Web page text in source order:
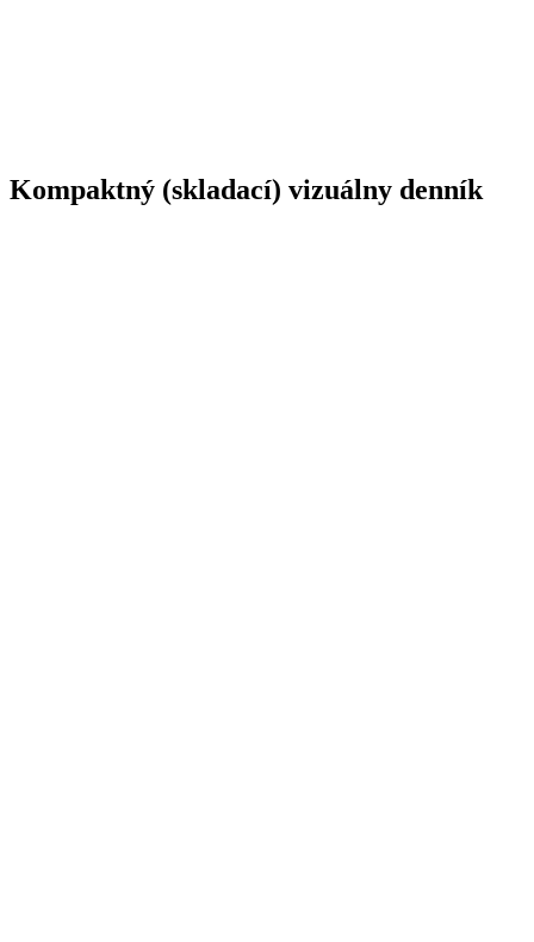
Kompaktný (skladací) vizuálny denník